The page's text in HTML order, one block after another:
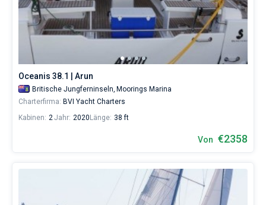
Oceanis 38.1 | Arun
Britische Jungferninseln, Moorings Marina
Charterfirma: BVI Yacht Charters
Kabinen: 2Jahr: 2020 Länge: 38 ft
Von €2358